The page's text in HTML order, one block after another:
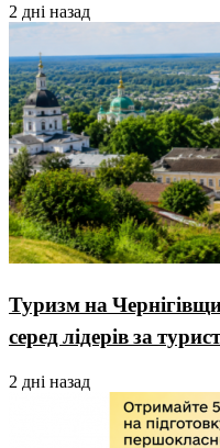
2 дні назад
Туризм на
серед лідерів за
2 дні назад